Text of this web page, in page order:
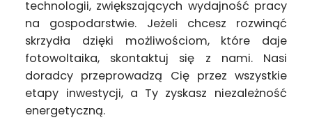
technologii, zwiększających wydajność pracy
na gospodarstwie. Jeżeli chcesz rozwinąć
skrzydła dzięki możliwościom, które daje
fotowoltaika, skontaktuj się z nami. Nasi
doradcy przeprowadzą Cię przez wszystkie
etapy inwestycji, a Ty zyskasz niezależność
energetyczną.